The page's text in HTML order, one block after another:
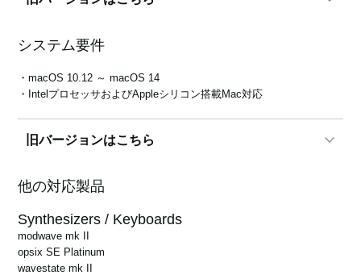
1.0.8
のファームウェアでアップデートしてたバグを修正。
* 以前は macOS で複数の about box を開けてしまいましたが、これ
システム要件
・macOS 10.12 ～ macOS 14
・IntelプロセッサおよびAppleシリコン搭載Mac対応
旧バージョンはこちら
1.0.8
1.0.5
他の対応製品
Synthesizers / Keyboards
modwave mk II
opsix SE Platinum
wavestate mk II